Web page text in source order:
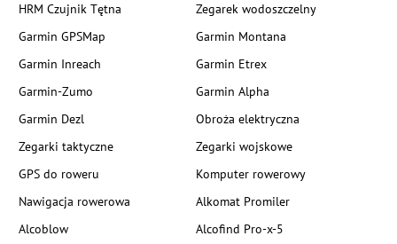
HRM Czujnik Tętna
Zegarek wodoszczelny
Garmin GPSMap
Garmin Montana
Garmin Inreach
Garmin Etrex
Garmin-Zumo
Garmin Alpha
Garmin Dezl
Obroża elektryczna
Zegarki taktyczne
Zegarki wojskowe
GPS do roweru
Komputer rowerowy
Nawigacja rowerowa
Alkomat Promiler
Alcoblow
Alcofind Pro-x-5